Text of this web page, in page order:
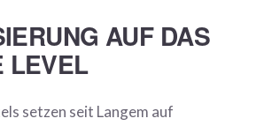
AUF DAS
LEVEL
setzen seit Langem auf